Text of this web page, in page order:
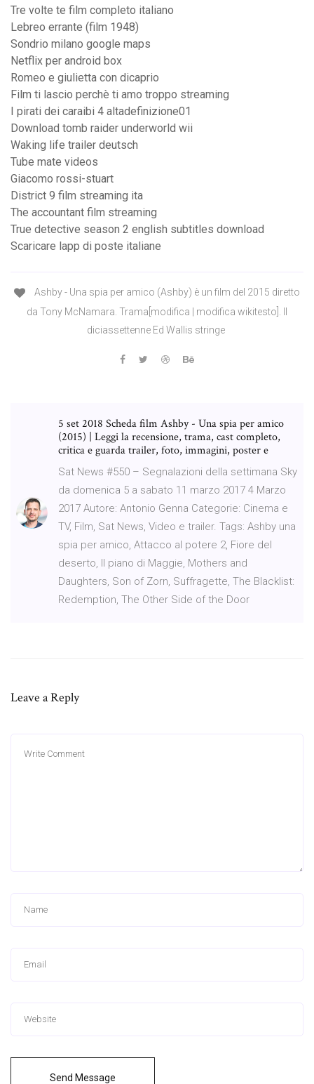
Tre volte te film completo italiano
Lebreo errante (film 1948)
Sondrio milano google maps
Netflix per android box
Romeo e giulietta con dicaprio
Film ti lascio perchè ti amo troppo streaming
I pirati dei caraibi 4 altadefinizione01
Download tomb raider underworld wii
Waking life trailer deutsch
Tube mate videos
Giacomo rossi-stuart
District 9 film streaming ita
The accountant film streaming
True detective season 2 english subtitles download
Scaricare lapp di poste italiane
Ashby - Una spia per amico (Ashby) è un film del 2015 diretto
da Tony McNamara. Trama[modifica | modifica wikitesto]. Il
diciassettenne Ed Wallis stringe
5 set 2018 Scheda film Ashby - Una spia per amico
(2015) | Leggi la recensione, trama, cast completo,
critica e guarda trailer, foto, immagini, poster e
Sat News #550 – Segnalazioni della settimana Sky
da domenica 5 a sabato 11 marzo 2017 4 Marzo
2017 Autore: Antonio Genna Categorie: Cinema e
TV, Film, Sat News, Video e trailer. Tags: Ashby una
spia per amico, Attacco al potere 2, Fiore del
deserto, Il piano di Maggie, Mothers and
Daughters, Son of Zorn, Suffragette, The Blacklist:
Redemption, The Other Side of the Door
Leave a Reply
Send Message